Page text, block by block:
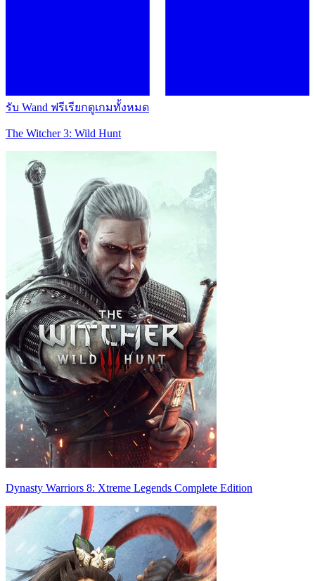
รับ Wand ฟรีเรียกดูเกมทั้งหมด
The Witcher 3: Wild Hunt
Dynasty Warriors 8: Xtreme Legends Complete Edition